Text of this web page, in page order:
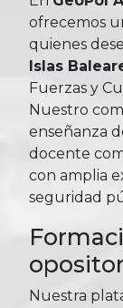
ofrecemos
quienes
Islas
Fuerzas y
Nuestro
enseñanza
docente
con amplia
seguridad
Nuestra